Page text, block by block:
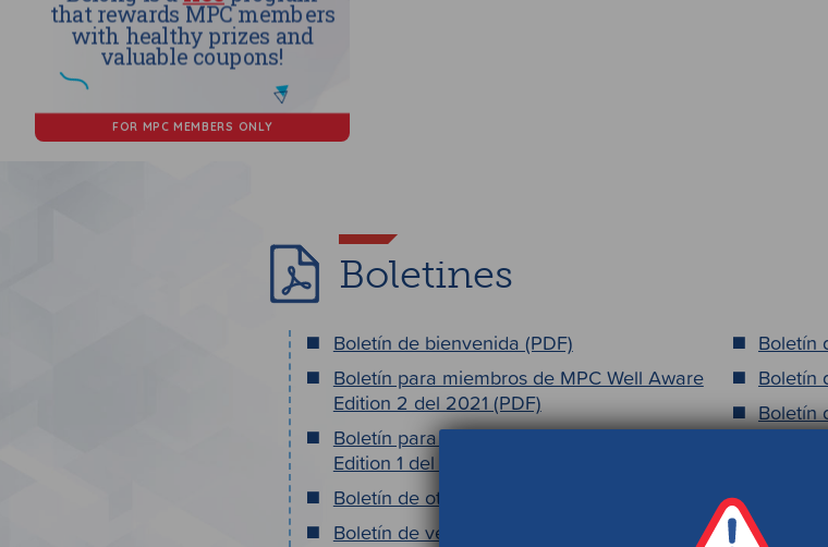
Boletines
Boletín de bienvenida (PDF)
Boletín para miembros de MPC Well Aware
Edition 2 del 2021 (PDF)
Boletín para miembros de MPC Well Aware
Edition 1 del 2021 (PDF)
Boletín de otoño del 2020 (PDF)
Boletín de verano del 2020 (PDF)
Boletín
Boletín
Boletín